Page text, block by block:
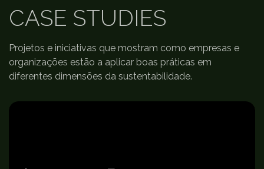
CASE STUDIES
Projetos e iniciativas que mostram como empresas e
organizações estão a aplicar boas práticas em
diferentes dimensões da sustentabilidade.